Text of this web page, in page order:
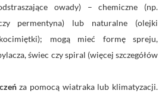
owady) – chemiczne (np.
permentyna) lub naturalne (olejki
mogą mieć formę spreju,
świec czy spiral (więcej szczegółów
za pomocą wiatraka lub klimatyzacji.